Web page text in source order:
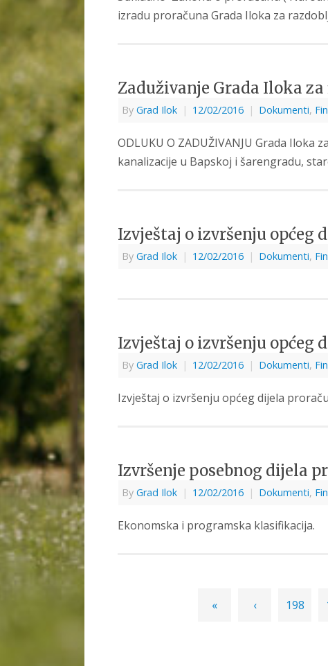
izradu proračuna Grada Iloka za
Zaduživanje Grada Iloka
By Grad Ilok | 12/02/2016 | Dokumenti,
ODLUKU O ZADUŽIVANJU Grada
kanalizacije u Bapskoj i šarengradu,
Izvještaj o izvršenju općeg
By Grad Ilok | 12/02/2016 | Dokumenti,
Izvještaj o izvršenju općeg
By Grad Ilok | 12/02/2016 | Dokumenti,
Izvještaj o izvršenju općeg dijela
Izvršenje posebnog dijela
By Grad Ilok | 12/02/2016 | Dokumenti,
Ekonomska i programska klasifikacija.
« ‹ 198